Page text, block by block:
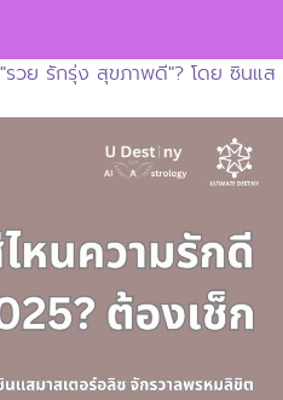
รวย รักรุ่ง สุขภาพดี"? โดย ซินแส